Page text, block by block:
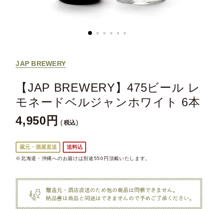
JAP BREWERY
【JAP BREWERY】475ビール レ
モネードベルジャンホワイト 6本
4,950 税込
蔵元・酒屋直送 送料込
※北海道・沖縄へのお届けは別途550円頂戴いたします。